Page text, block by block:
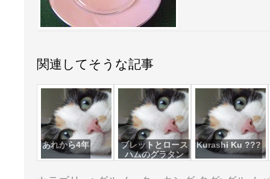
関連してそうな記事
あれから4年
ブレットとロース
ハムのグラタン
Kurashi Ku ???